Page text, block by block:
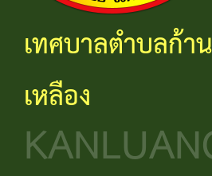
ความ
เป็นมา
ข้อมูล
พื้น
ประชาชน
บริการ
ประชาชน
เทศบาล
โครงสร้าง
นิติบัญญัติ
ข่าวสาร
และ
แผน
งาน
ติดต่อ
แจ้ง
ความ
เดือด
เทศบาลตำบลก้าน
เหลือง